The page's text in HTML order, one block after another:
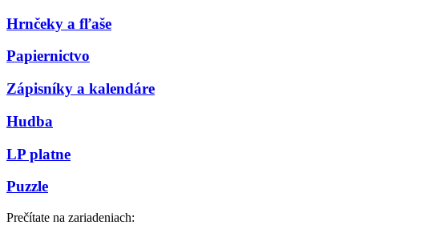
Hrnčeky a fľaše
Papiernictvo
Zápisníky a kalendáre
Hudba
LP platne
Puzzle
Prečítate na zariadeniach: